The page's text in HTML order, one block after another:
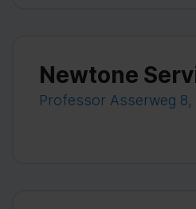
Newtone
Professor Asserweg 8,